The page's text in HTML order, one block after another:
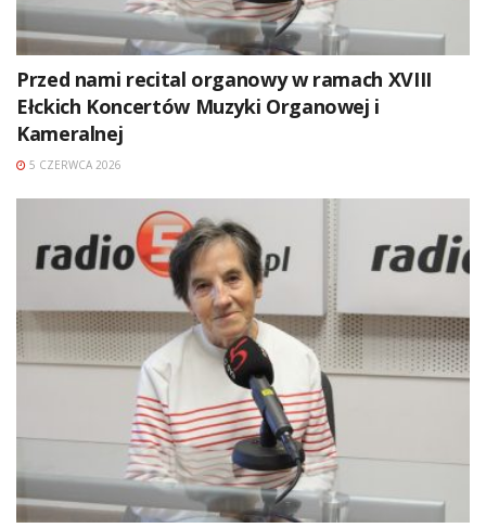
Przed nami recital organowy w ramach XVIII
Ełckich Koncertów Muzyki Organowej i
Kameralnej
5 CZERWCA 2026